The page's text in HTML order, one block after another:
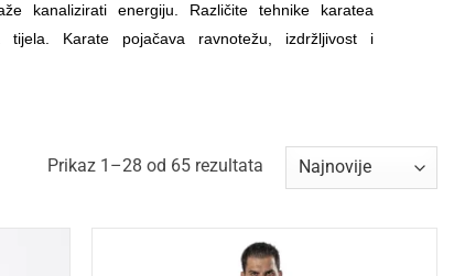
kanalizirati energiju. Različite tehnike karatea
Karate pojačava ravnotežu, izdržljivost i
Prikaz 1–28 od 65 rezultataSorted